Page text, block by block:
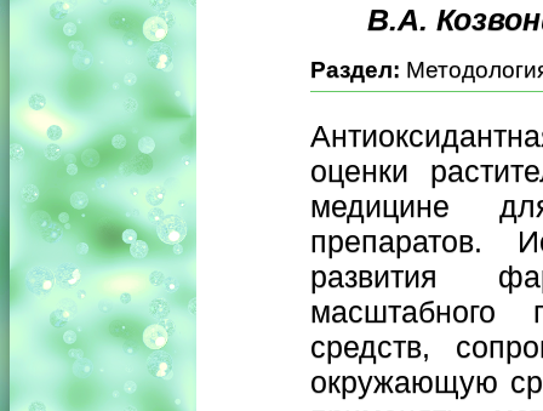
В.А.
Раздел:
оценки
медицине
препаратов.
развития
масштабного
средств,
окружающую